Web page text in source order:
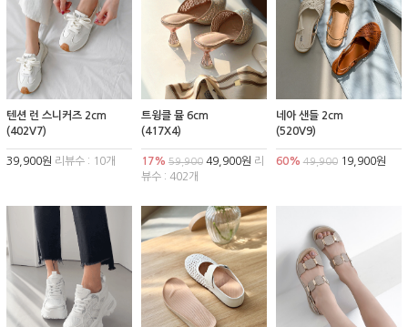
텐션 런 스니커즈 2cm
(402V7)
39,900원 리뷰수 : 10개
트윙클 뮬 6cm
(417X4)
17% 59,90049,900원 리
뷰수 : 402개
네아 샌들 2cm
(520V9)
60% 49,90019,900원